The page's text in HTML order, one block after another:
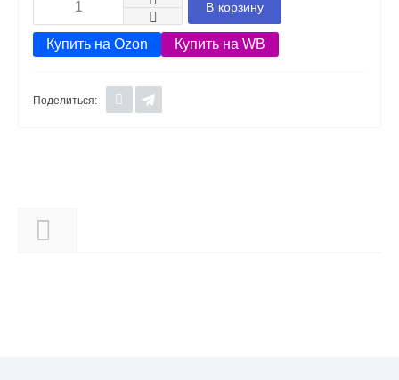
В корзину
Купить на Ozon Купить на WB
Поделиться: